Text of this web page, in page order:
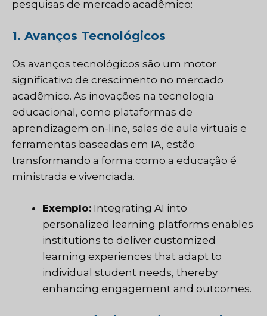
pesquisas de mercado acadêmico:
1. Avanços Tecnológicos
Os avanços tecnológicos são um motor
significativo de crescimento no mercado
acadêmico. As inovações na tecnologia
educacional, como plataformas de
aprendizagem on-line, salas de aula virtuais e
ferramentas baseadas em IA, estão
transformando a forma como a educação é
ministrada e vivenciada.
Exemplo: Integrating AI into
personalized learning platforms enables
institutions to deliver customized
learning experiences that adapt to
individual student needs, thereby
enhancing engagement and outcomes.